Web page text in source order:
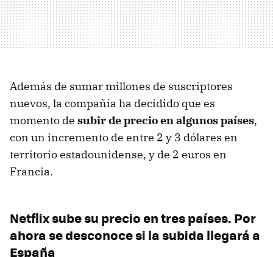
Además de sumar millones de suscriptores
nuevos, la compañía ha decidido que es
momento de subir de precio en algunos países,
con un incremento de entre 2 y 3 dólares en
territorio estadounidense, y de 2 euros en
Francia.
Netflix sube su precio en tres países. Por
ahora se desconoce si la subida llegará a
España